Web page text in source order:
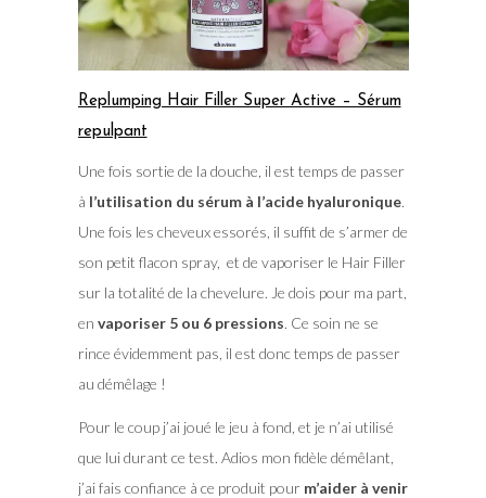
Replumping Hair Filler Super Active – Sérum
repulpant
Une fois sortie de la douche, il est temps de passer
à l’utilisation du sérum à l’acide hyaluronique.
Une fois les cheveux essorés, il suffit de s’armer de
son petit flacon spray, et de vaporiser le Hair Filler
sur la totalité de la chevelure. Je dois pour ma part,
en vaporiser 5 ou 6 pressions. Ce soin ne se
rince évidemment pas, il est donc temps de passer
au démêlage !
Pour le coup j’ai joué le jeu à fond, et je n’ai utilisé
que lui durant ce test. Adios mon fidèle démêlant,
j’ai fais confiance à ce produit pour m’aider à venir